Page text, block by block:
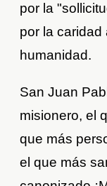
por la
por la caridad
humanidad.
San Juan
misionero, el
que más
el que más